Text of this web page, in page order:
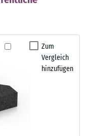
Zum
Vergleich
hinzufügen